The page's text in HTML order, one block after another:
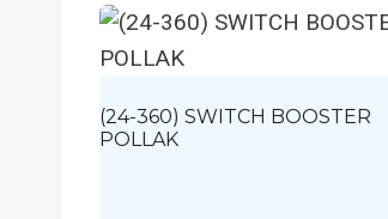
(24-360) SWITCH BOOSTER
POLLAK